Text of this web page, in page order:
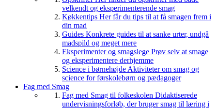
velkendt og eksperimenterende smag
Køkkentips Her får du tips til at få smagen frem i
din mad
Guides Konkrete guides til at sanke urter, undgå
madspild og meget mere
Eksperimenter og smagslege Prøv selv at smage
og eksperimentere derhjemme
Science i børnehøjde Aktiviteter om smag og
science for førskolebørn og pædagoger
Fag med Smag
Fag med Smag til folkeskolen Didaktiserede
undervisningsforløb, der bruger smag til læring i